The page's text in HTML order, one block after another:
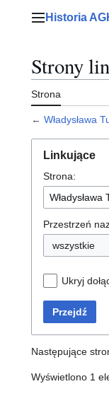
Menu główne
Historia
Strony
Strona
← Władysława
Linkujące
Strona:
Przestrzeń
wszystkie
Ukryj
Przejdź
Następujące
Wyświetlono 1